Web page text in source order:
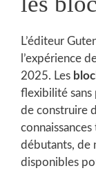
L’éditeur
l’expérience
2025. Les
flexibilité sans
de construire
débutants, de
disponibles